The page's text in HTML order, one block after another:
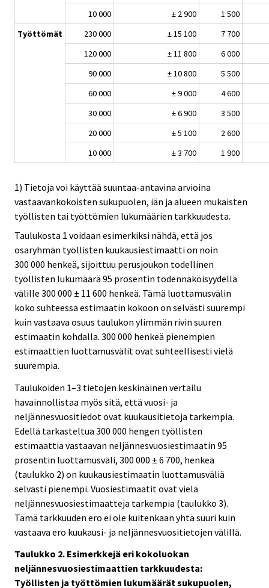
10 000
± 2 900
1 500
Työttömät
230 000 ± 15 100
7 700
120 000
± 11 800
6 000
90 000
± 10 800
5 500
60 000
± 9 000
4 600
30 000
± 6 900
3 500
20 000
± 5 100
2 600
10 000
± 3 700 1 900
1) Tietoja voi käyttää suuntaa-antavina arvioina
vastaavankokoisten sukupuolen, iän ja alueen mukaisten
työllisten tai työttömien lukumäärien tarkkuudesta.
Taulukosta 1 voidaan esimerkiksi nähdä, että jos
osaryhmän työllisten kuukausiestimaatti on noin
300 000 henkeä, sijoittuu perusjoukon todellinen
työllisten lukumäärä 95 prosentin todennäköisyydellä
välille 300 000 ± 11 600 henkeä. Tämä luottamusvälin
koko suhteessa estimaatin kokoon on selvästi suurempi
kuin vastaava osuus taulukon ylimmän rivin suuren
estimaatin kohdalla. 300 000 henkeä pienempien
estimaattien luottamusvälit ovat suhteellisesti vielä
suurempia.
Taulukoiden 1–3 tietojen keskinäinen vertailu
havainnollistaa myös sitä, että vuosi- ja
neljännesvuositiedot ovat kuukausitietoja tarkempia.
Edellä tarkasteltua 300 000 hengen työllisten
estimaattia vastaavan neljännesvuosiestimaatin 95
prosentin luottamusväli, 300 000 ± 6 700, henkeä
(taulukko 2) on kuukausiestimaatin luottamusväliä
selvästi pienempi. Vuosiestimaatit ovat vielä
neljännesvuosiestimaatteja tarkempia (taulukko 3).
Tämä tarkkuuden ero ei ole kuitenkaan yhtä suuri kuin
vastaava ero kuukausi- ja neljännesvuositietojen välillä.
Taulukko 2. Esimerkkejä eri kokoluokan
neljännesvuosiestimaattien tarkkuudesta:
Työllisten ja työttömien lukumäärät sukupuolen,